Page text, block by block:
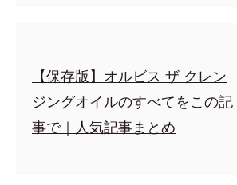
【保存版】オルビス ザ クレン
ジングオイルのすべてをこの記
事で｜人気記事まとめ